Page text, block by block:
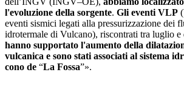
l'evoluzione della sorgente. Gli eventi VLP
eventi sismici legati alla pressurizzazione dei
idrotermale di Vulcano), riscontrati tra luglio e
hanno supportato l'aumento della
vulcanica e sono stati associati al sistema
cono de “La Fossa”».